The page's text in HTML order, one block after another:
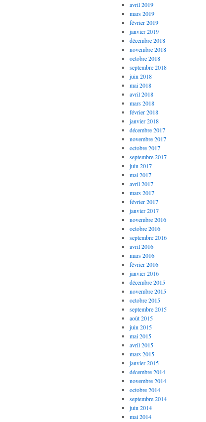
avril 2019
mars 2019
février 2019
janvier 2019
décembre 2018
novembre 2018
octobre 2018
septembre 2018
juin 2018
mai 2018
avril 2018
mars 2018
février 2018
janvier 2018
décembre 2017
novembre 2017
octobre 2017
septembre 2017
juin 2017
mai 2017
avril 2017
mars 2017
février 2017
janvier 2017
novembre 2016
octobre 2016
septembre 2016
avril 2016
mars 2016
février 2016
janvier 2016
décembre 2015
novembre 2015
octobre 2015
septembre 2015
août 2015
juin 2015
mai 2015
avril 2015
mars 2015
janvier 2015
décembre 2014
novembre 2014
octobre 2014
septembre 2014
juin 2014
mai 2014